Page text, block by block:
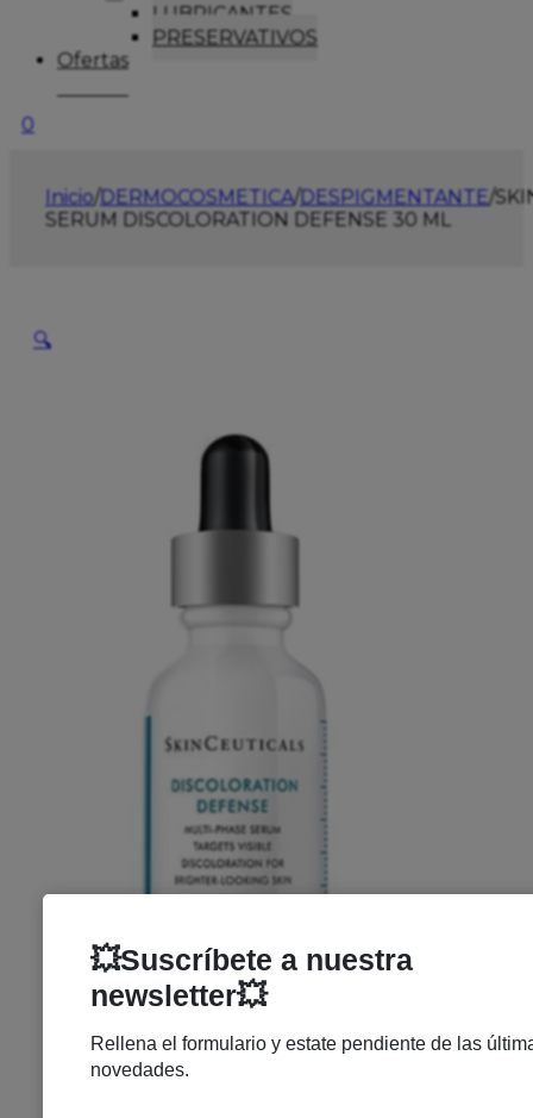
LUBRICANTES
PRESERVATIVOS
Ofertas
0
Inicio/DERMOCOSMETICA/DESPIGMENTANTE/
SERUM DISCOLORATION DEFENSE 30 ML
🔍
SKINCEUTICALS SERUM